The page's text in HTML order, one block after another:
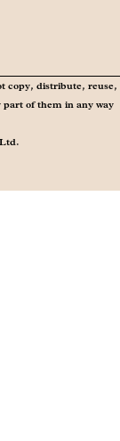
copy, distribute, reuse,
of them in any way